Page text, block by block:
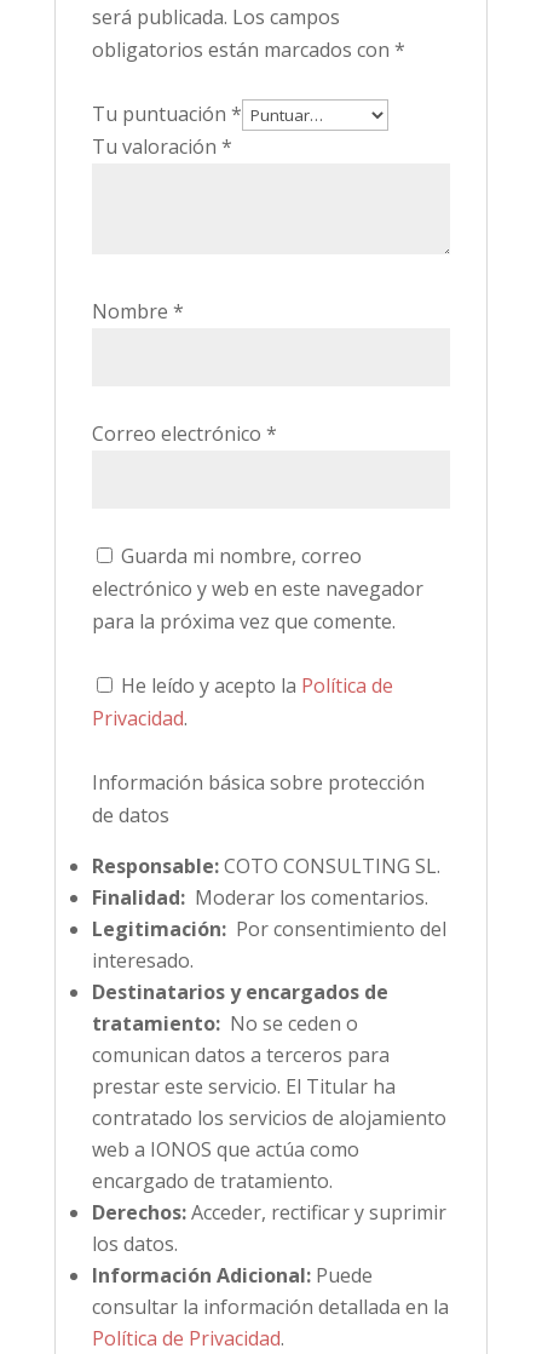
será publicada. Los campos
obligatorios están marcados con *
Tu puntuación *
Tu valoración *
Nombre *
Correo electrónico *
Guarda mi nombre, correo
electrónico y web en este navegador
para la próxima vez que comente.
He leído y acepto la Política de
Privacidad.
Información básica sobre protección
de datos
Responsable:COTO CONSULTING SL.
Finalidad:Moderar los comentarios.
Legitimación:Por consentimiento del
interesado.
Destinatarios y encargados de
tratamiento:No se ceden o
comunican datos a terceros para
prestar este servicio. El Titular ha
contratado los servicios de alojamiento
web a IONOS que actúa como
encargado de tratamiento.
Derechos:Acceder, rectificar y suprimir
los datos.
Información Adicional:Puede
consultar la información detallada en la
Política de Privacidad.